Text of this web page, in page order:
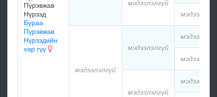
Пүрэвжав
Нүрзэд
Бураа
Пүрэвжав
Нүрзэдийн
хар гүү
мэдээлэлгүй
мэдээлэлгүй
мэдээлэлгүй
мэдээлэлгүй